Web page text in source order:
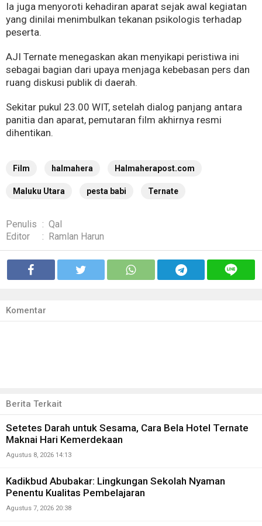
Ia juga menyoroti kehadiran aparat sejak awal kegiatan
yang dinilai menimbulkan tekanan psikologis terhadap
peserta.
AJI Ternate menegaskan akan menyikapi peristiwa ini
sebagai bagian dari upaya menjaga kebebasan pers dan
ruang diskusi publik di daerah.
Sekitar pukul 23.00 WIT, setelah dialog panjang antara
panitia dan aparat, pemutaran film akhirnya resmi
dihentikan.
Film halmahera Halmaherapost.com
Maluku Utara pesta babi Ternate
Penulis : Qal
Editor
: Ramlan Harun
Komentar
Berita Terkait
Setetes Darah untuk Sesama, Cara Bela Hotel Ternate
Maknai Hari Kemerdekaan
Agustus 8, 2026 14:13
Kadikbud Abubakar: Lingkungan Sekolah Nyaman
Penentu Kualitas Pembelajaran
Agustus 7, 2026 20:38